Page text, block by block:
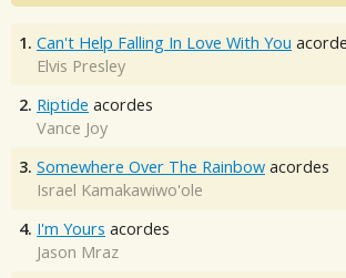
1. Can't Help Falling In Love With You
Elvis Presley
2. Riptide acordes
Vance Joy
3. Somewhere Over The Rainbow acordes
Israel Kamakawiwo'ole
4. I'm Yours acordes
Jason Mraz